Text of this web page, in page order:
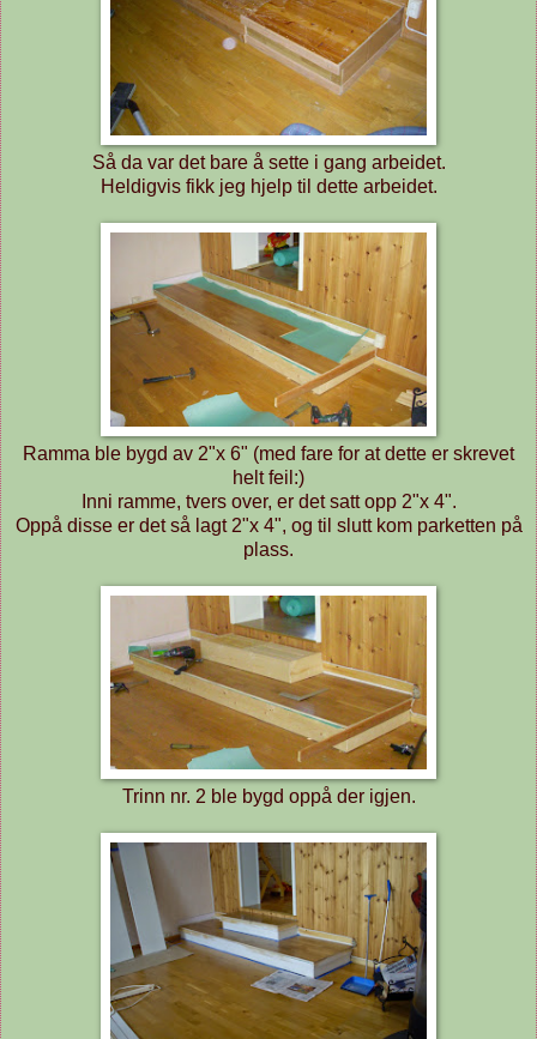
Så da var det bare å sette i gang arbeidet.
Heldigvis fikk jeg hjelp til dette arbeidet.
Ramma ble bygd av 2"x 6" (med fare for at dette er skrevet
helt feil:)
Inni ramme, tvers over, er det satt opp 2"x 4".
Oppå disse er det så lagt 2"x 4", og til slutt kom parketten på
plass.
Trinn nr. 2 ble bygd oppå der igjen.